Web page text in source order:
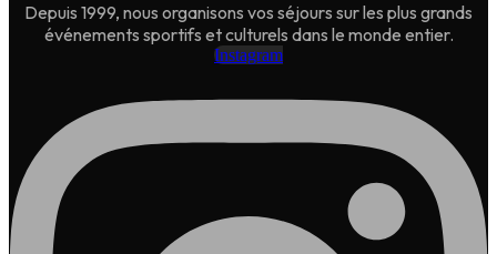
Depuis 1999, nous organisons vos séjours sur les plus grands
événements sportifs et culturels dans le monde entier.
Instagram